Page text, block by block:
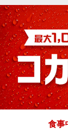
食事